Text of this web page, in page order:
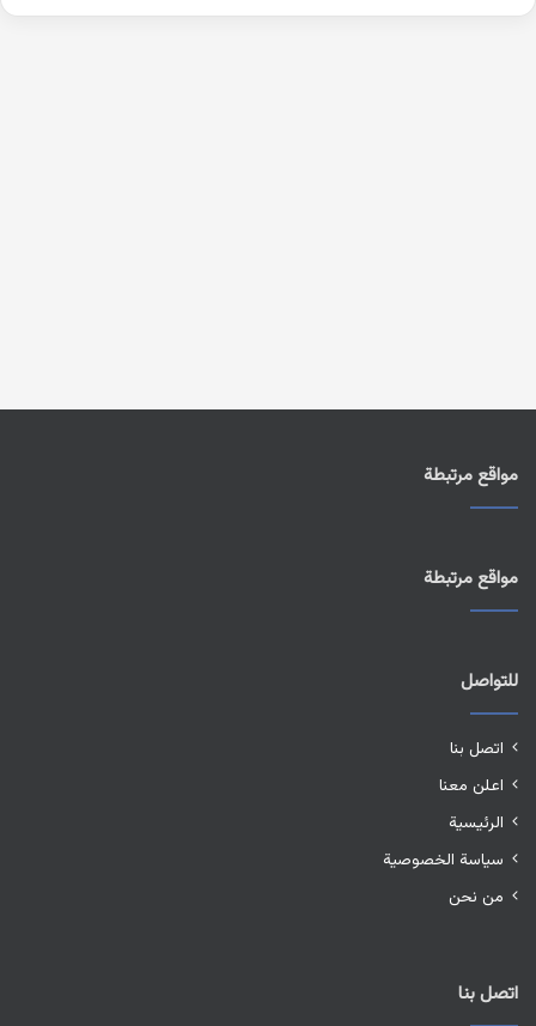
مواقع مرتبطة
مواقع مرتبطة
للتواصل
اتصل بنا
اعلن معنا
الرئيسية
سياسة الخصوصية
من نحن
اتصل بنا